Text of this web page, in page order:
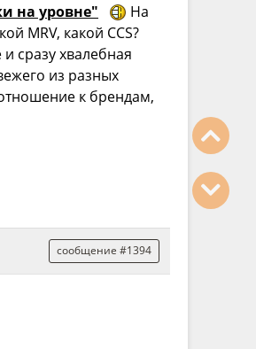
на уровне"
На
MRV, какой CCS?
сразу хвалебная
из разных
к брендам,
сообщение #1394